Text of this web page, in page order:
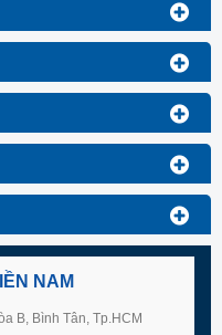
NAM
B, Bình Tân, Tp.HCM